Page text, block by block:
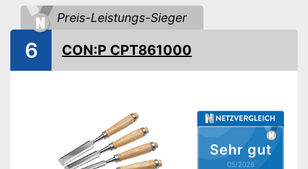
Vorteile
Praktisch durch rutschfesten
Griff
Preis-Leistungs-Sieger
Sehr gut
05/2026
6 CON:P CPT861000